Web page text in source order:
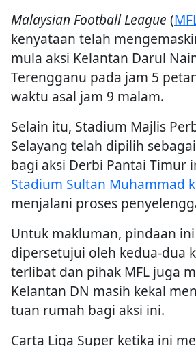
Malaysian Football League (
kenyataan telah
mula aksi Kelantan Darul
Terengganu pada jam 5
waktu asal jam 9 malam.
Selain itu, Stadium Majlis
Selayang telah dipilih
bagi aksi Derbi Pantai Timur
Stadium Sultan Muhammad
menjalani proses
Untuk makluman, pindaan
dipersetujui oleh kedua-dua
terlibat dan pihak MFL juga
Kelantan DN masih kekal
tuan rumah bagi aksi ini.
Carta Liga Super ketika ini